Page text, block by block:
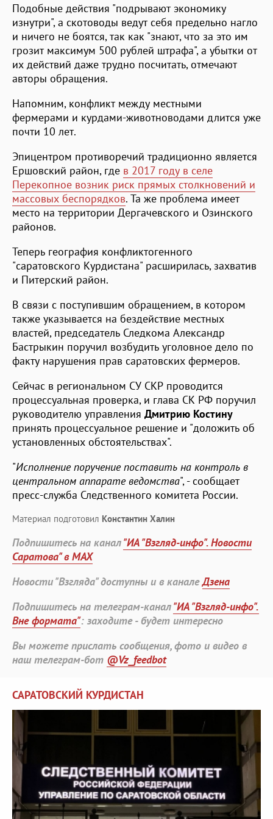
Подобные действия "подрывают экономику
изнутри", а скотоводы ведут себя предельно нагло
и ничего не боятся, так как "знают, что за это им
грозит максимум 500 рублей штрафа", а убытки от
их действий даже трудно посчитать, отмечают
авторы обращения.
Напомним, конфликт между местными
фермерами и курдами-животноводами длится уже
почти 10 лет.
Эпицентром противоречий традиционно является
Ершовский район, где в 2017 году в селе
Перекопное возник риск прямых столкновений и
массовых беспорядков. Та же проблема имеет
место на территории Дергачевского и Озинского
районов.
Теперь география конфликтогенного
"саратовского Курдистана" расширилась, захватив
и Питерский район.
В связи с поступившим обращением, в котором
также указывается на бездействие местных
властей, председатель Следкома Александр
Бастрыкин поручил возбудить уголовное дело по
факту нарушения прав саратовских фермеров.
Сейчас в региональном СУ СКР проводится
процессуальная проверка, и глава СК РФ поручил
руководителю управления Дмитрию Костину
принять процессуальное решение и "доложить об
установленных обстоятельствах".
"Исполнение поручение поставить на контроль в
центральном аппарате ведомства", - сообщает
пресс-служба Следственного комитета России.
Материал подготовил Константин Халин
Подпишитесь на канал"ИА "Взгляд-инфо". Новости
Саратова" в MAX
Новости "Взгляда" доступны и в каналеДзена
Подпишитесь на телеграм-канал"ИА "Взгляд-инфо".
Вне формата": заходите - будет интересно
Вы можете прислать сообщения, фото и видео в
наш телеграм-бот @Vz_feedbot
САРАТОВСКИЙ КУРДИСТАН